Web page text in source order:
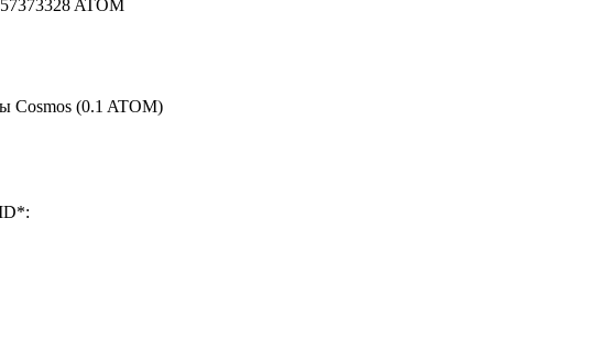
ATOM
Cosmos (0.1 ATOM)
*: